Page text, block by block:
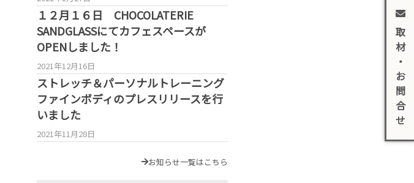
取
材
・
お
問
合
せ
１２月１６日 CHOCOLATERIE
SANDGLASSにてカフェスペースが
OPENしました！
2021年12月16日
ストレッチ＆パーソナルトレーニング
ファインボディのプレスリリースを行
いました
2021年11月28日
お知らせ一覧はこちら